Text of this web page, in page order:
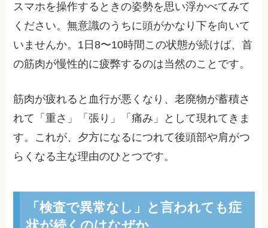
スマホを操作するときの姿勢を思い浮かべてみて
ください。無意識のうちに頭がかなり下を向いて
いませんか。1日8〜10時間この状態が続けば、首
の筋肉が慢性的に疲弊するのは当然のことです。
筋肉が疲れると血行が悪くなり、老廃物が蓄積さ
れて「重さ」「張り」「痛み」として現れてきま
す。これが、夕方になるにつれて後頭部や肩がつ
らくなる主な理由のひとつです。
「検査で異常なし」と言われても症